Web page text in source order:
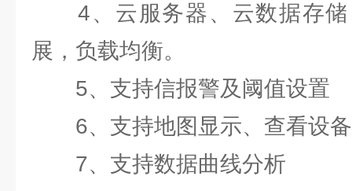
4、云服务器、云数据存储
展，负载均衡。
5、支持信报警及阈值设置
6、支持地图显示、查看设备
7、支持数据曲线分析